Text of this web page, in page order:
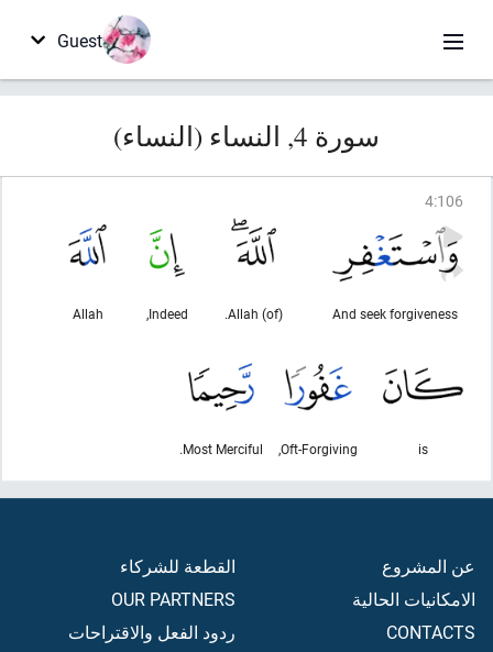
Guest
سورة 4, النساء (النساء)
4:106
And seek forgiveness
(of) Allah.
Indeed,
Allah
is
Oft-Forgiving,
Most Merciful.
عن المشروع
الامكانيات الحالية
CONTACTS
القطعة للشركاء
OUR PARTNERS
ردود الفعل والاقتراحات